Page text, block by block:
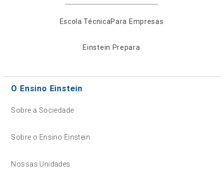
Escola TécnicaPara Empresas
Einstein Prepara
O Ensino Einstein
Sobre a Sociedade
Sobre o Ensino Einstein
Nossas Unidades